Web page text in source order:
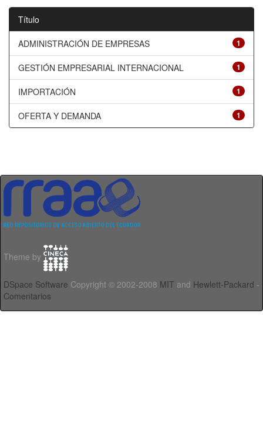
Título
1
ADMINISTRACIÓN DE EMPRESAS
1
GESTIÓN EMPRESARIAL INTERNACIONAL
1
IMPORTACIÓN
1
OFERTA Y DEMANDA
Theme by
DSpace Software Copyright © 2002-2008 MIT and Hewlett-Packard -
Comentarios